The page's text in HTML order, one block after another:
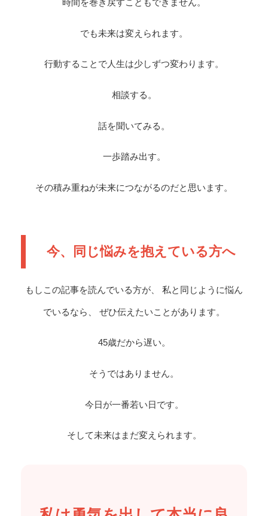
時間を巻き戻すこともできません。
でも未来は変えられます。
行動することで人生は少しずつ変わります。
相談する。
話を聞いてみる。
一歩踏み出す。
その積み重ねが未来につながるのだと思います。
今、同じ悩みを抱えている方へ
もしこの記事を読んでいる方が、 私と同じように悩ん
でいるなら、 ぜひ伝えたいことがあります。
45歳だから遅い。
そうではありません。
今日が一番若い日です。
そして未来はまだ変えられます。